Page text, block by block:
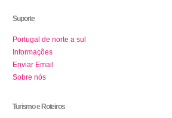
Suporte
Portugal de norte a sul
Informações
Enviar Email
Sobre nós
Turismo e Roteiros